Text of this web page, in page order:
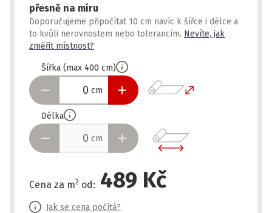
přesně na míru
Doporučujeme připočítat 10 cm navíc k šířce i délce a
to kvůli nerovnostem nebo tolerancím. Nevíte, jak
změřit místnost?
Šířka (max 400 cm)
cm
Délka
cm
Cena za m2 od: 489 Kč
Jak se cena počítá?